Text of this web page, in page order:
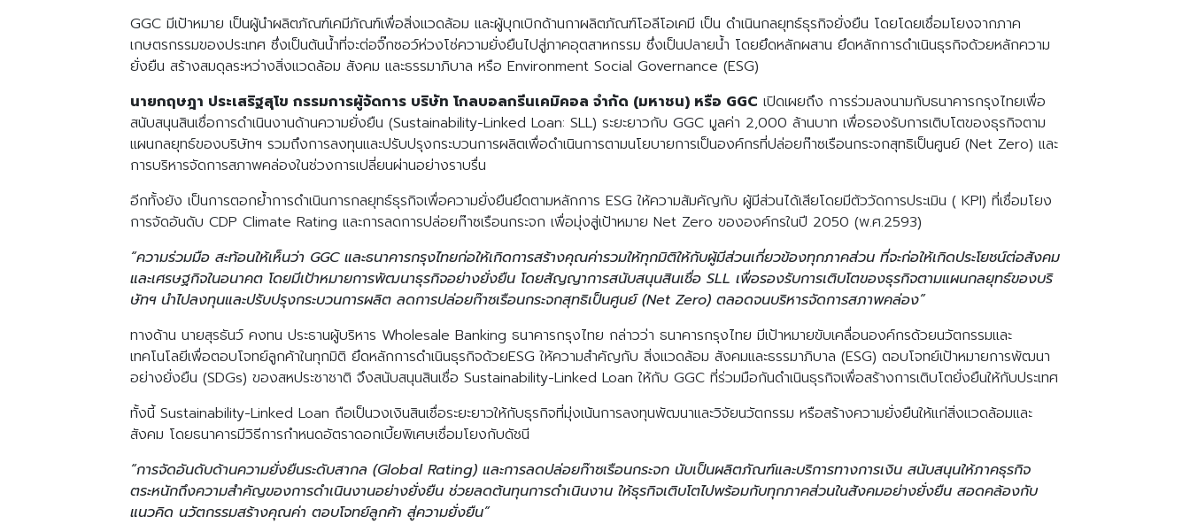
GGC มีเป้าหมาย เป็นผู้นำผลิตภัณฑ์เคมีภัณฑ์เพื่อสิ่งแวดล้อม และผู้บุกเบิกด้านกาผลิตภัณฑ์โอลีโอเคมี เป็น ดำเนินกลยุทธ์ธุรกิจยั่งยืน โดยโดยเชื่อมโยงจากภาค
เกษตรกรรมของประเทศ ซึ่งเป็นต้นน้ำที่จะต่อจิ๊กซอว์ห่วงโซ่ความยั่งยืนไปสู่ภาคอุตสาหกรรม ซึ่งเป็นปลายน้ำ โดยยึดหลักผสาน ยึดหลักการดำเนินธุรกิจด้วยหลักความ
ยั่งยืน สร้างสมดุลระหว่างสิ่งแวดล้อม สังคม และธรรมาภิบาล หรือ Environment Social Governance (ESG)
นายกฤษฎา ประเสริฐสุโข กรรมการผู้จัดการ บริษัท โกลบอลกรีนเคมิคอล จำกัด (มหาชน) หรือ GGC เปิดเผยถึง การร่วมลงนามกับธนาคารกรุงไทยเพื่อ
สนับสนุนสินเชื่อการดำเนินงานด้านความยั่งยืน (Sustainability-Linked Loan: SLL) ระยะยาวกับ GGC มูลค่า 2,000 ล้านบาท เพื่อรองรับการเติบโตของธุรกิจตาม
แผนกลยุทธ์ของบริษัทฯ รวมถึงการลงทุนและปรับปรุงกระบวนการผลิตเพื่อดำเนินการตามนโยบายการเป็นองค์กรที่ปล่อยก๊าซเรือนกระจกสุทธิเป็นศูนย์ (Net Zero) และ
การบริหารจัดการสภาพคล่องในช่วงการเปลี่ยนผ่านอย่างราบรื่น
อีกทั้งยัง เป็นการตอกย้ำการดำเนินการกลยุทธ์ธุรกิจเพื่อความยั่งยืนยึดตามหลักการ ESG ให้ความสัมคัญกับ ผู้มีส่วนได้เสียโดยมีตัววัดการประเมิน ( KPI) ที่เชื่อมโยง
การจัดอันดับ CDP Climate Rating และการลดการปล่อยก๊าซเรือนกระจก เพื่อมุ่งสู่เป้าหมาย Net Zero ขององค์กรในปี 2050 (พ.ศ.2593)
“ความร่วมมือ สะท้อนให้เห็นว่า GGC และธนาคารกรุงไทยก่อให้เกิดการสร้างคุณค่ารวมให้ทุกมิติให้กับผู้มีส่วนเกี่ยวข้องทุกภาคส่วน ที่จะก่อให้เกิดประโยชน์ต่อสังคม
และเศรษฐกิจในอนาคต โดยมีเป้าหมายการพัฒนาธุรกิจอย่างยั่งยืน โดยสัญญาการสนับสนุนสินเชื่อ SLL เพื่อรองรับการเติบโตของธุรกิจตามแผนกลยุทธ์ของบริ
ษัทฯ นำไปลงทุนและปรับปรุงกระบวนการผลิต ลดการปล่อยก๊าซเรือนกระจกสุทธิเป็นศูนย์ (Net Zero) ตลอดจนบริหารจัดการสภาพคล่อง”
ทางด้าน นายสุรธันว์ คงทน ประธานผู้บริหาร Wholesale Banking ธนาคารกรุงไทย กล่าวว่า ธนาคารกรุงไทย มีเป้าหมายขับเคลื่อนองค์กรด้วยนวัตกรรมและ
เทคโนโลยีเพื่อตอบโจทย์ลูกค้าในทุกมิติ ยึดหลักการดำเนินธุรกิจด้วยESG ให้ความสำคัญกับ สิ่งแวดล้อม สังคมและธรรมาภิบาล (ESG) ตอบโจทย์เป้าหมายการพัฒนา
อย่างยั่งยืน (SDGs) ของสหประชาชาติ จึงสนับสนุนสินเชื่อ Sustainability-Linked Loan ให้กับ GGC ที่ร่วมมือกันดำเนินธุรกิจเพื่อสร้างการเติบโตยั่งยืนให้กับประเทศ
ทั้งนี้ Sustainability-Linked Loan ถือเป็นวงเงินสินเชื่อระยะยาวให้กับธุรกิจที่มุ่งเน้นการลงทุนพัฒนาและวิจัยนวัตกรรม หรือสร้างความยั่งยืนให้แก่สิ่งแวดล้อมและ
สังคม โดยธนาคารมีวิธีการกำหนดอัตราดอกเบี้ยพิเศษเชื่อมโยงกับดัชนี
“การจัดอันดับด้านความยั่งยืนระดับสากล (Global Rating) และการลดปล่อยก๊าซเรือนกระจก นับเป็นผลิตภัณฑ์และบริการทางการเงิน สนับสนุนให้ภาคธุรกิจ
ตระหนักถึงความสำคัญของการดำเนินงานอย่างยั่งยืน ช่วยลดต้นทุนการดำเนินงาน ให้ธุรกิจเติบโตไปพร้อมกับทุกภาคส่วนในสังคมอย่างยั่งยืน สอดคล้องกับ
แนวคิด นวัตกรรมสร้างคุณค่า ตอบโจทย์ลูกค้า สู่ความยั่งยืน”